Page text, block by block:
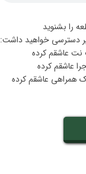
را بشنوید
دسترسی خواهید داشت: